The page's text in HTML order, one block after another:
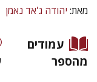
מאת: יהודה ג'אד נאמן
עמודים
מהספר